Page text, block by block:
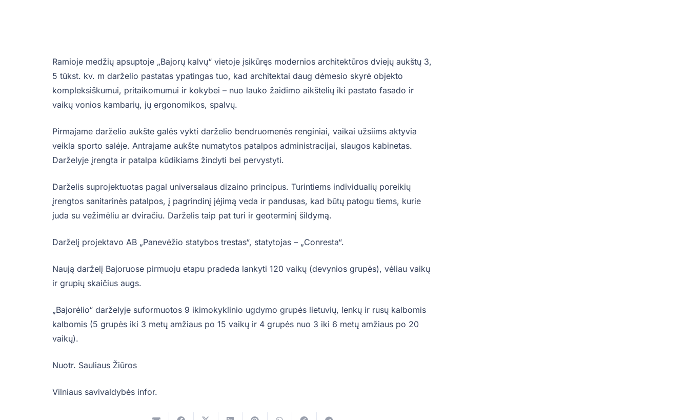
Ramioje medžių apsuptoje „Bajorų kalvų“ vietoje įsikūręs modernios architektūros dviejų aukštų 3,
5 tūkst. kv. m darželio pastatas ypatingas tuo, kad architektai daug dėmesio skyrė objekto
kompleksiškumui, pritaikomumui ir kokybei – nuo lauko žaidimo aikštelių iki pastato fasado ir
vaikų vonios kambarių, jų ergonomikos, spalvų.
Pirmajame darželio aukšte galės vykti darželio bendruomenės renginiai, vaikai užsiims aktyvia
veikla sporto salėje. Antrajame aukšte numatytos patalpos administracijai, slaugos kabinetas.
Darželyje įrengta ir patalpa kūdikiams žindyti bei pervystyti.
Darželis suprojektuotas pagal universalaus dizaino principus. Turintiems individualių poreikių
įrengtos sanitarinės patalpos, į pagrindinį įėjimą veda ir pandusas, kad būtų patogu tiems, kurie
juda su vežimėliu ar dviračiu. Darželis taip pat turi ir geoterminį šildymą.
Darželį projektavo AB „Panevėžio statybos trestas“, statytojas – „Conresta“.
Naują darželį Bajoruose pirmuoju etapu pradeda lankyti 120 vaikų (devynios grupės), vėliau vaikų
ir grupių skaičius augs.
„Bajorėlio“ darželyje suformuotos 9 ikimokyklinio ugdymo grupės lietuvių, lenkų ir rusų kalbomis
kalbomis (5 grupės iki 3 metų amžiaus po 15 vaikų ir 4 grupės nuo 3 iki 6 metų amžiaus po 20
vaikų).
Nuotr. Sauliaus Žiūros
Vilniaus savivaldybės infor.